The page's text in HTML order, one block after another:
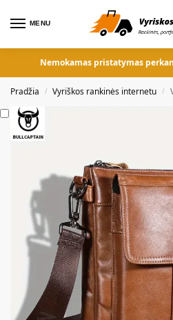
MENU
Nemokamas pristatymas
Pradžia / Vyriškos rankinės internetu /